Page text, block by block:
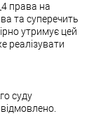
права на
та суперечить
утримує цей
реалізувати
суду